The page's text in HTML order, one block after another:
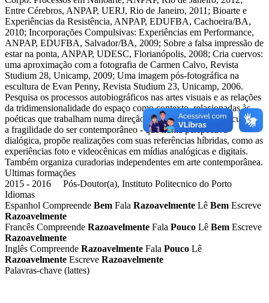
Entre Cérebros, ANPAP, UERJ, Rio de Janeiro, 2011; Bioarte e
Experiências da Resistência, ANPAP, EDUFBA, Cachoeira/BA,
2010; Incorporações Compulsivas: Experiências em Performance,
ANPAP, EDUFBA, Salvador/BA, 2009; Sobre a falsa impressão de
estar na ponta, ANPAP, UDESC, Florianópolis, 2008; Cria cuervos:
uma aproximação com a fotografia de Carmen Calvo, Revista
Studium 28, Unicamp, 2009; Uma imagem pós-fotográfica na
escultura de Evan Penny, Revista Studium 23, Unicamp, 2006.
Pesquisa os processos autobiográficos nas artes visuais e as relações
da tridimensionalidade do espaço como contexto, relacionadas às
poéticas que trabalham numa direção política/estética - repercutindo
a fragilidade do ser contemporâneo - que numa perspectiva
dialógica, propõe realizações com suas referências híbridas, como as
experiências foto e videocênicas em mídias analógicas e digitais.
Também organiza curadorias independentes em arte contemporânea.
Ultimas formações
2015 - 2016 Pós-Doutor(a), Instituto Politecnico do Porto
Idiomas
Espanhol Compreende Bem Fala Razoavelmente Lê Bem Escreve
Razoavelmente
Francês Compreende Razoavelmente Fala Pouco Lê Bem Escreve
Razoavelmente
Inglês Compreende Razoavelmente Fala Pouco Lê
Razoavelmente Escreve Razoavelmente
Palavras-chave (lattes)